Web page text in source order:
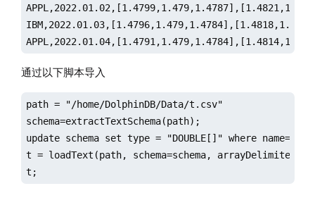
通过以下脚本导入
path = "/home/DolphinDB/Data/t.csv"
schema=extractTextSchema(path);
update schema set type = "DOUBLE[]" where
t = loadText(path, schema=schema,
t;